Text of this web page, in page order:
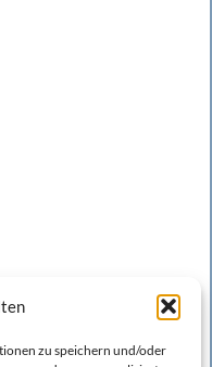
zu speichern und/oder